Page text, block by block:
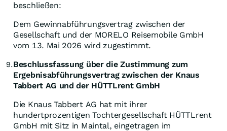
beschließen:
Dem Gewinnabführungsvertrag zwischen der
Gesellschaft und der MORELO Reisemobile GmbH
vom 13. Mai 2026 wird zugestimmt.
9.Beschlussfassung über die Zustimmung zum
Ergebnisabführungsvertrag zwischen der Knaus
Tabbert AG und der HÜTTLrent GmbH
Die Knaus Tabbert AG hat mit ihrer
hundertprozentigen Tochtergesellschaft HÜTTLrent
GmbH mit Sitz in Maintal, eingetragen im